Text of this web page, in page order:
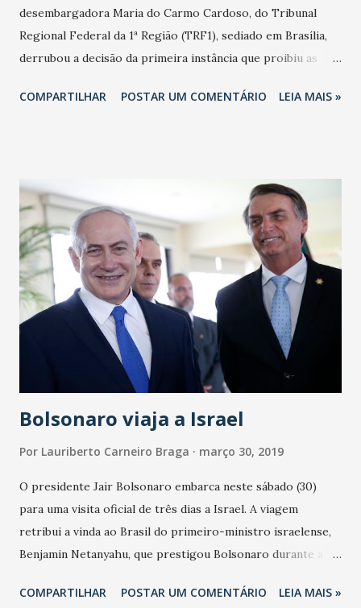
desembargadora Maria do Carmo Cardoso, do Tribunal
Regional Federal da 1ª Região (TRF1), sediado em Brasília,
derrubou a decisão da primeira instância que proibiu as
regime militar no domingo (31). Ao analisar o recurso da
ontem (29), a juíza Ivani Silva da Luz, da 6ª Vara da Justiça
Federal em Brasília, proibiu a leitura da mensagem. Por
recomendação do presidente Jair Bolsonaro, as unidades
militares devem ler a ordem do dia para relembrar a data,
que teve início o período militar, que durou 21 anos (1964 a
1985). O ministro do Supremo Tribunal Federal (STF)
Gilmar Mendes também rejeitou o mesmo pedido feito
pelo Instituto Vladimir Herzog e por parentes de vítimas
para proibir comemorações. A ...
COMPARTILHAR POSTAR UM COMENTÁRIO LEIA MAIS »
Bolsonaro viaja a Israel
Por Lauriberto Carneiro Braga março 30, 2019
O presidente Jair Bolsonaro embarca neste sábado (30)
para uma visita oficial de três dias a Israel. A viagem
retribui a vinda ao Brasil do primeiro-ministro israelense,
Benjamin Netanyahu, que prestigou Bolsonaro durante a
Tel Aviv. Segundo a Presidência da República, Bolsonaro
COMPARTILHAR POSTAR UM COMENTÁRIO LEIA MAIS »